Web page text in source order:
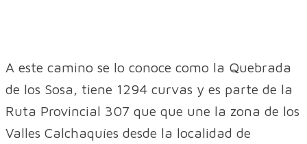
A este camino se lo conoce como la Quebrada
de los Sosa, tiene 1294 curvas y es parte de la
Ruta Provincial 307 que que une la zona de los
Valles Calchaquíes desde la localidad de